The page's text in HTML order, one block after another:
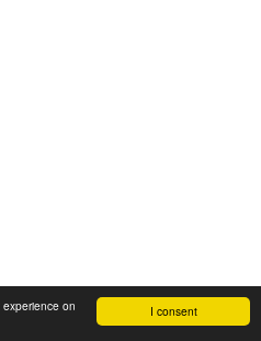
I consent
on